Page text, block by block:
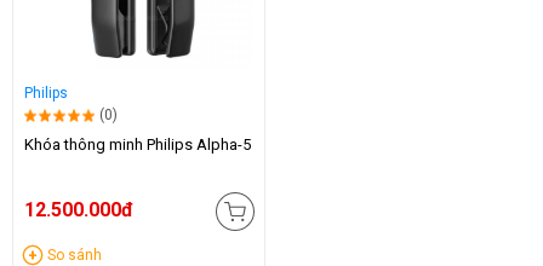
Philips
(0)
Khóa thông minh Philips Alpha-5
12.500.000đ
So sánh